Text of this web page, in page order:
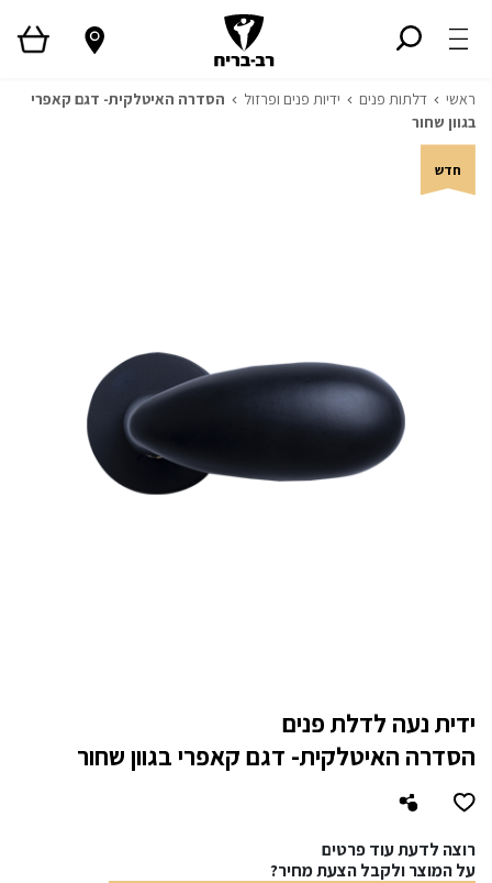
ראשי דלתות פנים ידיות פנים ופרזול
הסדרה האיטלקית- דגם קאפרי
בגוון שחור
ידית נעה לדלת פנים
הסדרה האיטלקית- דגם קאפרי בגוון שחור
רוצה לדעת עוד פרטים
על המוצר ולקבל הצעת מחיר?
חדש